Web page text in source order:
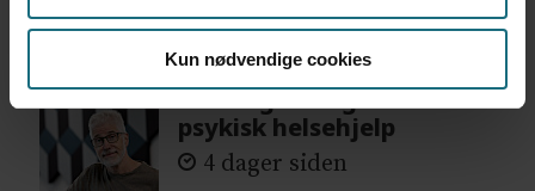
Kun nødvendige cookies
Mest lest siste syv dager:
Vi trenger en grunnlov for
psykisk helsehjelp
4 dager siden